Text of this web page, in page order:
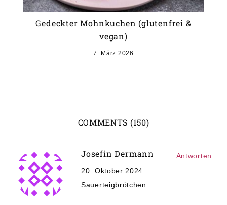
Gedeckter Mohnkuchen (glutenfrei &
vegan)
7. März 2026
COMMENTS (150)
Josefin Dermann
20. Oktober 2024
Sauerteigbrötchen
Antworten